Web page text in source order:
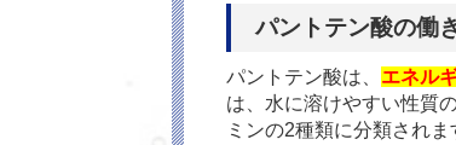
パントテン酸の働
パントテン酸は、 エネル
は、水に溶けやすい性質
ミンの2種類に分類され